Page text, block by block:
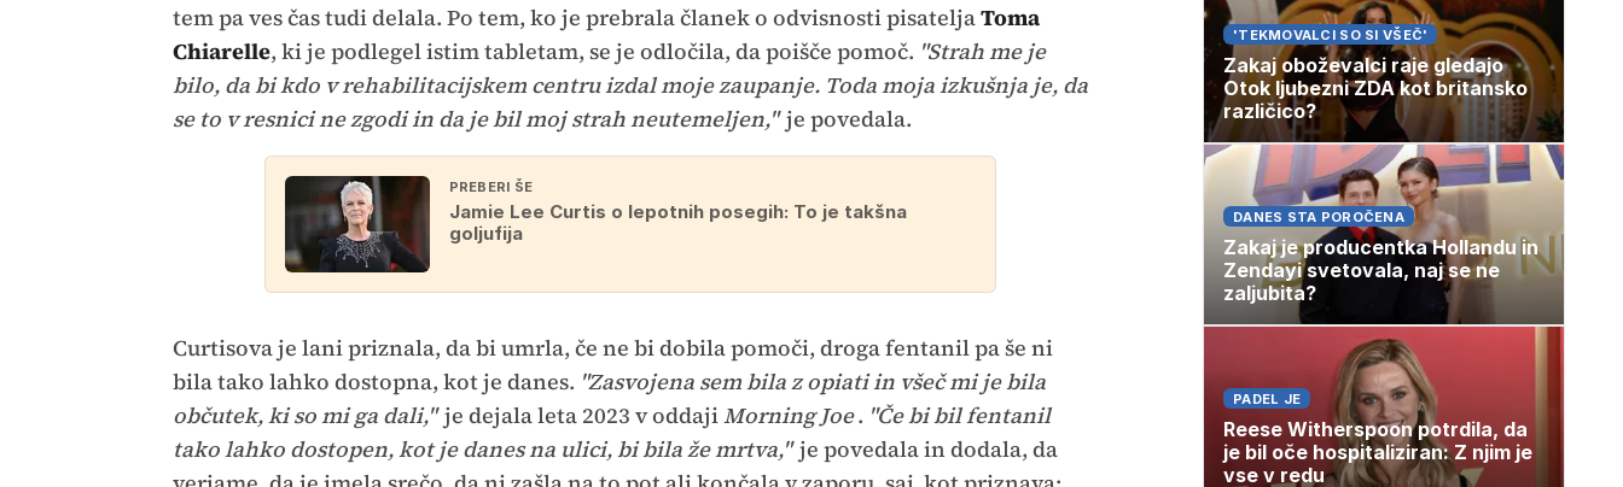
tem pa ves čas tudi delala. Po tem, ko je prebrala članek o odvisnosti pisateljaToma
Chiarelle, ki je podlegel istim tabletam, se je odločila, da poišče pomoč. "Strah me je
bilo, da bi kdo v rehabilitacijskem centru izdal moje zaupanje. Toda moja izkušnja je, da
se to v resnici ne zgodi in da je bil moj strah neutemeljen,"je povedala.
PREBERI ŠE
Jamie Lee Curtis o lepotnih posegih: To je takšna
goljufija
Curtisova je lani priznala, da bi umrla, če ne bi dobila pomoči, droga fentanil pa še ni
bila tako lahko dostopna, kot je danes. "Zasvojena sem bila z opiati in všeč mi je bila
občutek, ki so mi ga dali,"je dejala leta 2023 v oddajiMorning Joe. "Če bi bil fentanil
tako lahko dostopen, kot je danes na ulici, bi bila že mrtva,"je povedala in dodala, da
'TEKMOVALCI SO SI VŠEČ'
Zakaj oboževalci raje gledajo
Otok ljubezni ZDA kot britansko
različico?
DANES STA POROČENA
Zakaj je producentka Hollandu in
Zendayi svetovala, naj se ne
zaljubita?
PADEL JE
Reese Witherspoon potrdila, da
je bil oče hospitaliziran: Z njim je
vse v redu